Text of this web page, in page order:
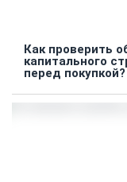
Как проверить
капитального
перед покупкой?